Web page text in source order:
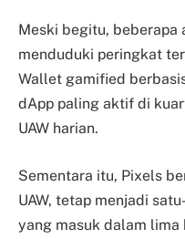
Meski begitu, beberapa
menduduki peringkat
Wallet gamified
dApp paling aktif di
UAW harian.
Sementara itu, Pixels
UAW, tetap menjadi
yang masuk dalam